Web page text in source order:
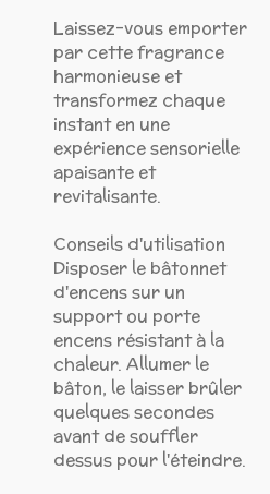
Laissez-vous emporter
par cette fragrance
harmonieuse et
transformez chaque
instant en une
expérience sensorielle
apaisante et
revitalisante.
Conseils d'utilisation
Disposer le bâtonnet
d'encens sur un
support ou porte
encens résistant à la
chaleur. Allumer le
bâton, le laisser brûler
quelques secondes
avant de souffler
dessus pour l'éteindre.